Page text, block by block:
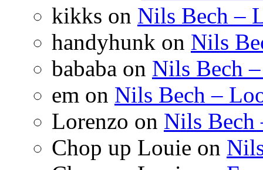
kikks on Nils Bech –
handyhunk on Nils
bababa on Nils Bech
em on Nils Bech –
Lorenzo on Nils Bech
Chop up Louie on